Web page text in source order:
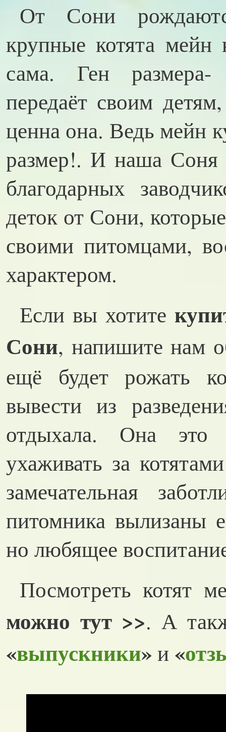
От Сони
крупные котята
сама. Ген
передаёт своим
ценна она. Ведь мейн
размер!. И наша Соня
благодарных
деток от Сони,
своими питомцами,
характером.
Если вы хотите
Сони, напишите нам
ещё будет рожать
вывести из
отдыхала. Она это
ухаживать за
замечательная
питомника
но любящее
Посмотреть котят
можно тут >>. А
«выпускники»и «